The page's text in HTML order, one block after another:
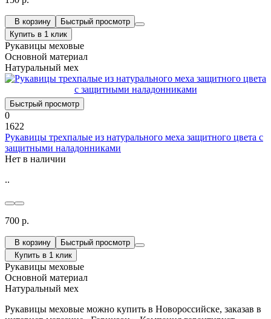
В корзину
Быстрый просмотр
Купить в 1 клик
Рукавицы меховые
Основной материал
Натуральный мех
Быстрый просмотр
0
1622
Рукавицы трехпалые из натурального меха защитного цвета с
защитными наладонниками
Нет в наличии
..
700 р.
В корзину
Быстрый просмотр
Купить в 1 клик
Рукавицы меховые
Основной материал
Натуральный мех
Рукавицы меховые можно купить в Новороссийске, заказав в